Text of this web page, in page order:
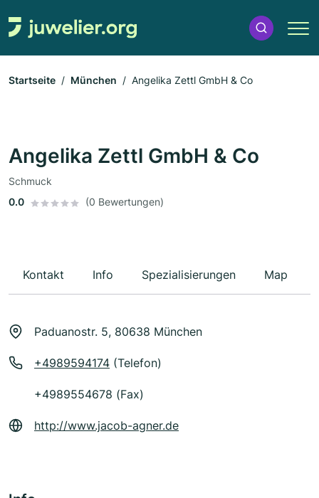
Startseite München Angelika Zettl GmbH & Co
Angelika Zettl GmbH & Co
Schmuck
0.0
(0 Bewertungen)
Kontakt Info Spezialisierungen Map
Paduanostr. 5, 80638 München
+4989594174 (Telefon)
+4989554678 (Fax)
http://www.jacob-agner.de